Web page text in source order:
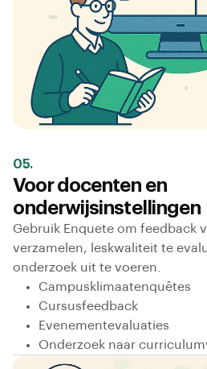
05.
Voor docenten en
onderwijsinstellingen
Gebruik Enquete om feedback
verzamelen, leskwaliteit te
onderzoek uit te voeren.
Campusklimaatenquêtes
Cursusfeedback
Evenementevaluaties
Onderzoek naar